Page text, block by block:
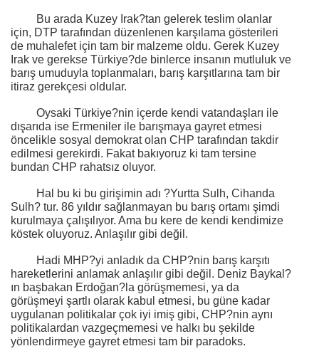
Bu arada Kuzey Irak?tan gelerek teslim olanlar
için, DTP tarafından düzenlenen karşılama gösterileri
de muhalefet için tam bir malzeme oldu. Gerek Kuzey
Irak ve gerekse Türkiye?de binlerce insanın mutluluk ve
barış umuduyla toplanmaları, barış karşıtlarına tam bir
itiraz gerekçesi oldular.
Oysaki Türkiye?nin içerde kendi vatandaşları ile
dışarıda ise Ermeniler ile barışmaya gayret etmesi
öncelikle sosyal demokrat olan CHP tarafından takdir
edilmesi gerekirdi. Fakat bakıyoruz ki tam tersine
bundan CHP rahatsız oluyor.
Hal bu ki bu girişimin adı ?Yurtta Sulh, Cihanda
Sulh? tur. 86 yıldır sağlanmayan bu barış ortamı şimdi
kurulmaya çalışılıyor. Ama bu kere de kendi kendimize
köstek oluyoruz. Anlaşılır gibi değil.
Hadi MHP?yi anladık da CHP?nin barış karşıtı
hareketlerini anlamak anlaşılır gibi değil. Deniz Baykal?
ın başbakan Erdoğan?la görüşmemesi, ya da
görüşmeyi şartlı olarak kabul etmesi, bu güne kadar
uygulanan politikalar çok iyi imiş gibi, CHP?nin aynı
politikalardan vazgeçmemesi ve halkı bu şekilde
yönlendirmeye gayret etmesi tam bir paradoks.